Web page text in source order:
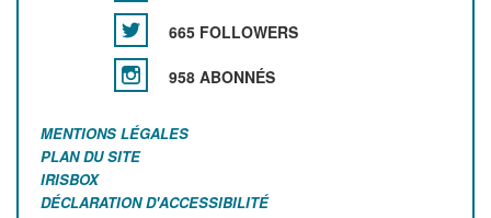
665 FOLLOWERS
958 ABONNÉS
MENTIONS LÉGALES
PLAN DU SITE
IRISBOX
DÉCLARATION D'ACCESSIBILITÉ